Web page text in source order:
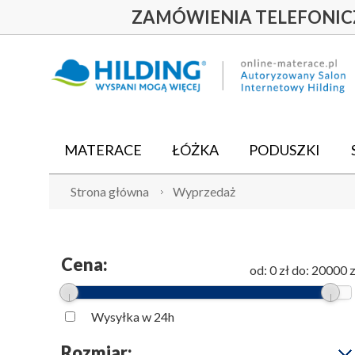
ZAMÓWIENIA
MATERACE ŁÓŻKA PODUSZKI
Strona główna Wyprzedaż
Cena: od: 0 złdo: 20000
Wysyłka w 24h